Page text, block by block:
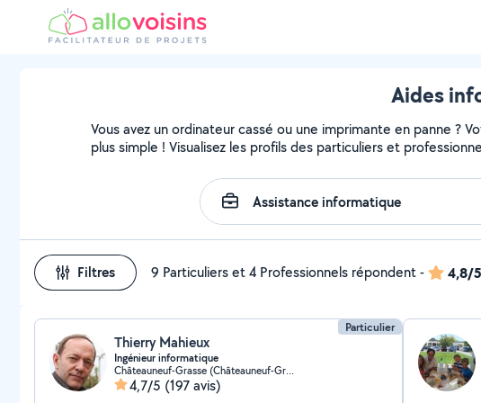
Aides
Vous avez un ordinateur cassé ou une imprimante en panne ?
plus simple ! Visualisez les profils des particuliers et
Filtres 9 Particuliers et 4 Professionnels répondent- 4,8/5
Particulier
Thierry Mahieux
Ingénieur informatique
Châteauneuf-Grasse (Châteauneuf-Grasse)
4,7/5 (197 avis)